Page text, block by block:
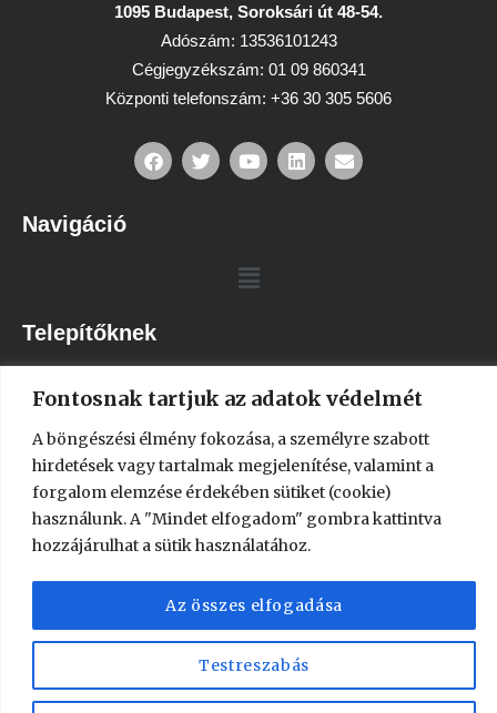
Fontosnak tartjuk az adatok védelmét
A böngészési élmény fokozása, a személyre szabott
hirdetések vagy tartalmak megjelenítése, valamint a
forgalom elemzése érdekében sütiket (cookie)
használunk. A "Mindet elfogadom" gombra kattintva
hozzájárulhat a sütik használatához.
Testreszabás
Az összes elfogadása
1095 Budapest, Soroksári út 48-54.
Adószám: 13536101243
Cégjegyzékszám: 01 09 860341
Központi telefonszám: +36 30 305 5606
Navigáció
Telepítőknek
Dokumentumok